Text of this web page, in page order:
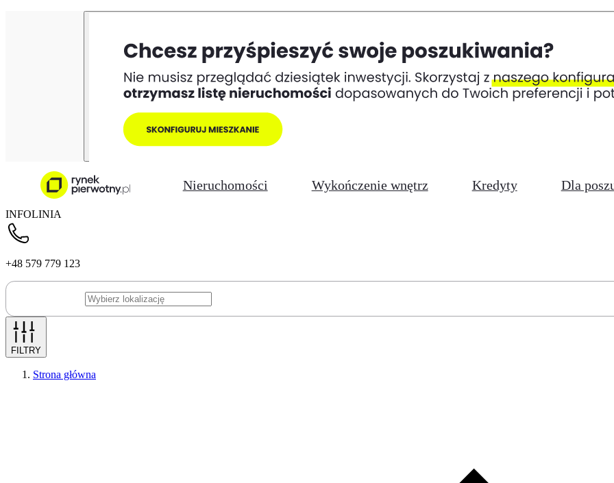
Nieruchomości Wykończenie wnętrz Kredyty Dla
INFOLINIA
+48 579 779 123
FILTRY
Strona główna